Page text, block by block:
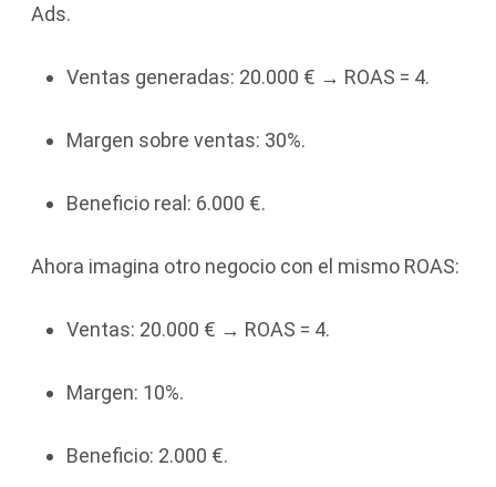
Ads.
Ventas generadas: 20.000 € → ROAS = 4.
Margen sobre ventas: 30%.
Beneficio real: 6.000 €.
Ahora imagina otro negocio con el mismo ROAS:
Ventas: 20.000 € → ROAS = 4.
Margen: 10%.
Beneficio: 2.000 €.